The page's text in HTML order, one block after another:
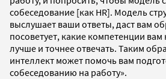
собеседование [как HR]. Модель
выслушает ваши ответы, даст вам
посоветует, какие компетенции вам
лучше и точнее отвечать. Таким
интеллект может помочь вам
собеседованию на работу».